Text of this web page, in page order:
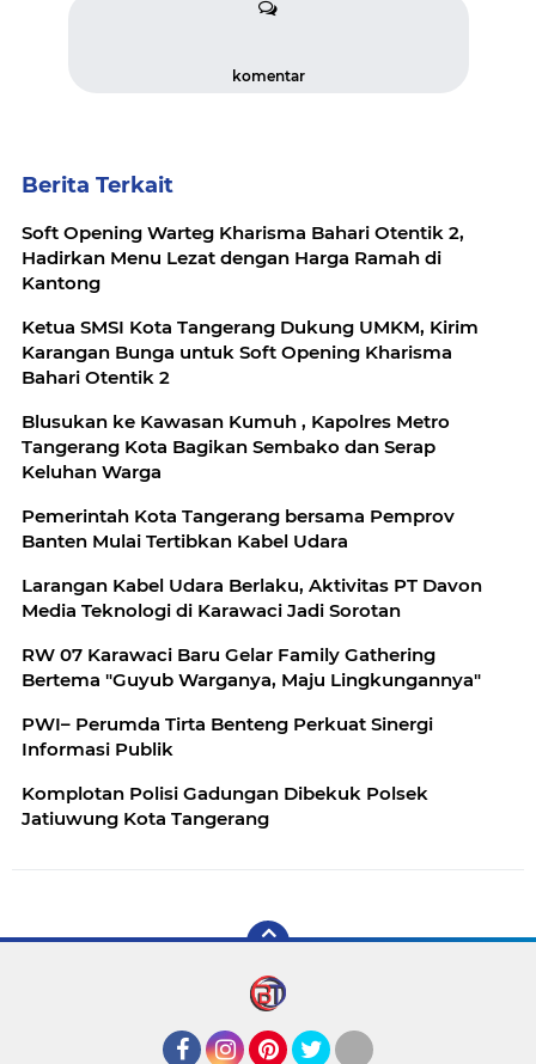
komentar
Berita Terkait
Soft Opening Warteg Kharisma Bahari Otentik 2,
Hadirkan Menu Lezat dengan Harga Ramah di
Kantong
Ketua SMSI Kota Tangerang Dukung UMKM, Kirim
Karangan Bunga untuk Soft Opening Kharisma
Bahari Otentik 2
Blusukan ke Kawasan Kumuh , Kapolres Metro
Tangerang Kota Bagikan Sembako dan Serap
Keluhan Warga
Pemerintah Kota Tangerang bersama Pemprov
Banten Mulai Tertibkan Kabel Udara
Larangan Kabel Udara Berlaku, Aktivitas PT Davon
Media Teknologi di Karawaci Jadi Sorotan
RW 07 Karawaci Baru Gelar Family Gathering
Bertema "Guyub Warganya, Maju Lingkungannya"
PWI– Perumda Tirta Benteng Perkuat Sinergi
Informasi Publik
Komplotan Polisi Gadungan Dibekuk Polsek
Jatiuwung Kota Tangerang